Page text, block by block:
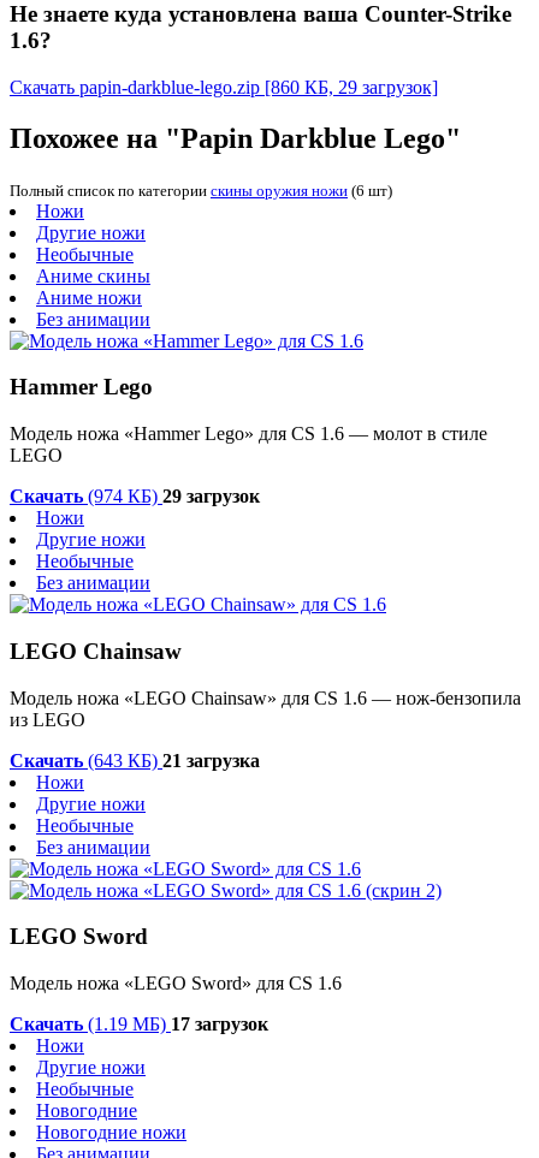
Не знаете куда установлена ваша Counter-Strike
1.6?
Скачать papin-darkblue-lego.zip [860 КБ, 29 загрузок]
Похожее на "Papin Darkblue Lego"
Полный список по категории скины оружия ножи (6 шт)
Ножи
Другие ножи
Необычные
Аниме скины
Аниме ножи
Без анимации
Hammer Lego
Модель ножа «Hammer Lego» для CS 1.6 — молот в стиле
LEGO
Скачать (974 КБ) 29 загрузок
Ножи
Другие ножи
Необычные
Без анимации
LEGO Chainsaw
Модель ножа «LEGO Chainsaw» для CS 1.6 — нож-бензопила
из LEGO
Скачать (643 КБ) 21 загрузка
Ножи
Другие ножи
Необычные
Без анимации
LEGO Sword
Модель ножа «LEGO Sword» для CS 1.6
Скачать (1.19 МБ) 17 загрузок
Ножи
Другие ножи
Необычные
Новогодние
Новогодние ножи
Без анимации